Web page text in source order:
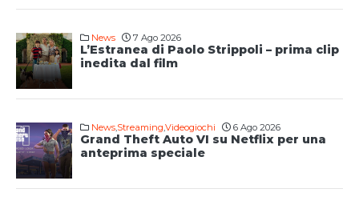
News 7 Ago 2026
L’Estranea di Paolo Strippoli – prima clip
inedita dal film
News,Streaming,Videogiochi 6 Ago 2026
Grand Theft Auto VI su Netflix per una
anteprima speciale